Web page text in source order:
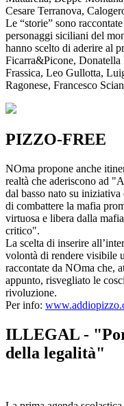
Cesare Terranova,
Le “storie” sono
personaggi siciliani del
hanno scelto di aderire al
Ficarra&Picone,
Frassica, Leo Gullotta,
Ragonese, Francesco
PIZZO-FREE
NOma propone anche
realtà che aderiscono ad
dal basso nato su
di combattere la mafia
virtuosa e libera dalla
critico".
La scelta di inserire
volontà di rendere visibile
raccontate da NOma che,
appunto, risvegliato le
rivoluzione.
Per info:
ILLEGAL -
della legalità"